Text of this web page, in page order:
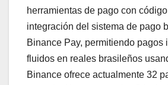
herramientas de pago con
integración del sistema de pago
Binance Pay, permitiendo pagos
fluidos en reales brasileños
Binance ofrece actualmente 32